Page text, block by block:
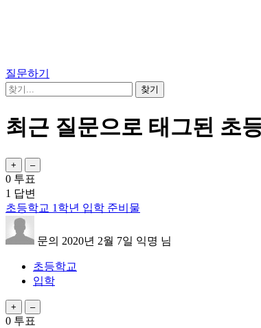
질문하기
최근 질문으로 태그된 초
0 투표
1 답변
초등학교 1학년 입학 준비물
문의 2020년 2월 7일 익명 님
초등학교
입학
0 투표